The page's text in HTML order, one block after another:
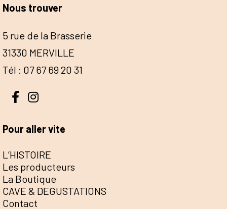
Nous trouver
5 rue de la Brasserie
31330 MERVILLE
Tél : 07 67 69 20 31
Pour aller vite
L’HISTOIRE
Les producteurs
La Boutique
CAVE & DEGUSTATIONS
Contact